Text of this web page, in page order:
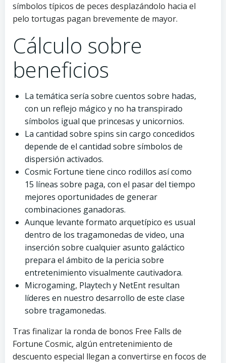
símbolos típicos de peces desplazándolo hacia el
pelo tortugas pagan brevemente de mayor.
Cálculo sobre
beneficios
La temática serí­a sobre cuentos sobre hadas,
con un reflejo mágico y no ha transpirado
símbolos igual que princesas y unicornios.
La cantidad sobre spins sin cargo concedidos
depende de el cantidad sobre símbolos de
dispersión activados.
Cosmic Fortune tiene cinco rodillos así­ como
15 líneas sobre paga, con el pasar del tiempo
mejores oportunidades de generar
combinaciones ganadoras.
Aunque levante formato arquetípico es usual
dentro de los tragamonedas de video, una
inserción sobre cualquier asunto galáctico
prepara el ámbito de la pericia sobre
entretenimiento visualmente cautivadora.
Microgaming, Playtech y NetEnt resultan
líderes en nuestro desarrollo de este clase
sobre tragamonedas.
Tras finalizar la ronda de bonos Free Falls de
Fortune Cosmic, algún entretenimiento de
descuento especial llegan a convertirse en focos de